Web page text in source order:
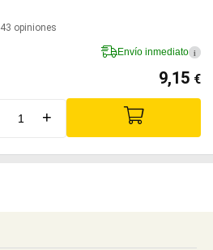
43 opiniones
Envío inmediato i
9,15 €
+